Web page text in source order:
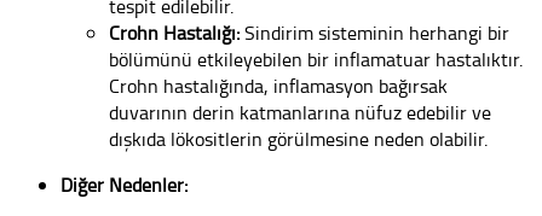
tespit edilebilir.
Crohn Hastalığı:Sindirim sisteminin herhangi bir
bölümünü etkileyebilen bir inflamatuar hastalıktır.
Crohn hastalığında, inflamasyon bağırsak
duvarının derin katmanlarına nüfuz edebilir ve
dışkıda lökositlerin görülmesine neden olabilir.
Diğer Nedenler: